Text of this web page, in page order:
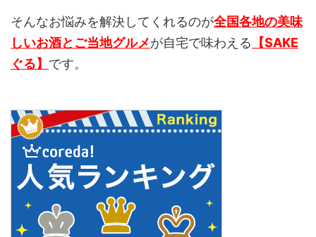
そんなお悩みを解決してくれるのが全国各地の美味
しいお酒とご当地グルメが自宅で味わえる 【SAKE
ぐる】 です。